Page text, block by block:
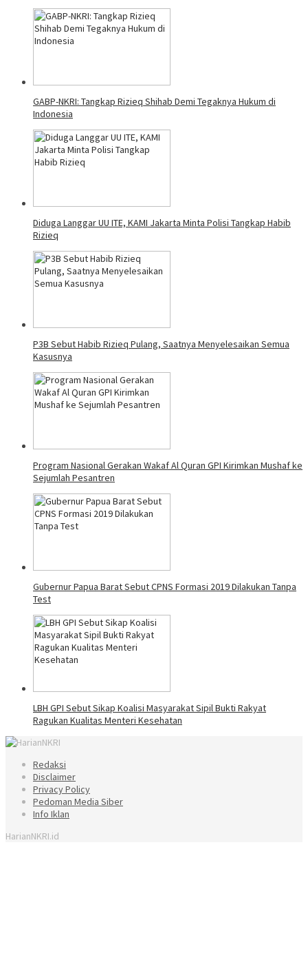
GABP-NKRI: Tangkap Rizieq Shihab Demi Tegaknya Hukum di
Indonesia
Diduga Langgar UU ITE, KAMI Jakarta Minta Polisi Tangkap Habib
Rizieq
P3B Sebut Habib Rizieq Pulang, Saatnya Menyelesaikan Semua
Kasusnya
Program Nasional Gerakan Wakaf Al Quran GPI Kirimkan Mushaf ke
Sejumlah Pesantren
Gubernur Papua Barat Sebut CPNS Formasi 2019 Dilakukan Tanpa
Test
LBH GPI Sebut Sikap Koalisi Masyarakat Sipil Bukti Rakyat
Ragukan Kualitas Menteri Kesehatan
Redaksi
Disclaimer
Privacy Policy
Pedoman Media Siber
Info Iklan
HarianNKRI.id